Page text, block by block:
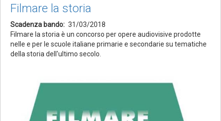
Filmare la storia
Scadenza bando
31/03/2018
Filmare la storia è un concorso per opere audiovisive prodotte
nelle e per le scuole italiane primarie e secondarie su tematiche
della storia dell'ultimo secolo.